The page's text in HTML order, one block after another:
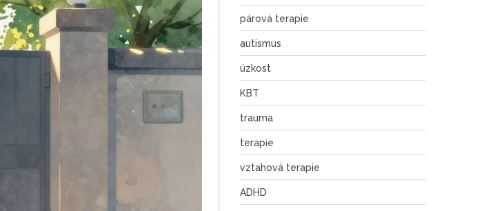
párová terapie
autismus
úzkost
KBT
trauma
terapie
vztahová terapie
ADHD